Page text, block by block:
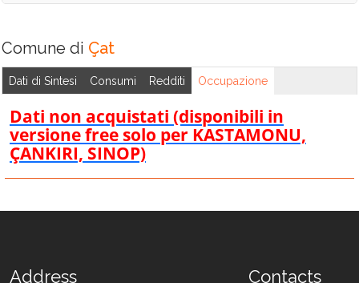
Comune di Çat
Dati di Sintesi Consumi Redditi Occupazione
Dati non acquistati (disponibili in
versione free solo per KASTAMONU,
ÇANKIRI, SINOP)
Address Contacts